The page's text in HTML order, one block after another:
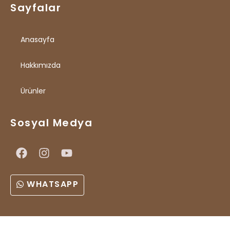
Sayfalar
Anasayfa
Hakkımızda
Ürünler
Sosyal Medya
WHATSAPP